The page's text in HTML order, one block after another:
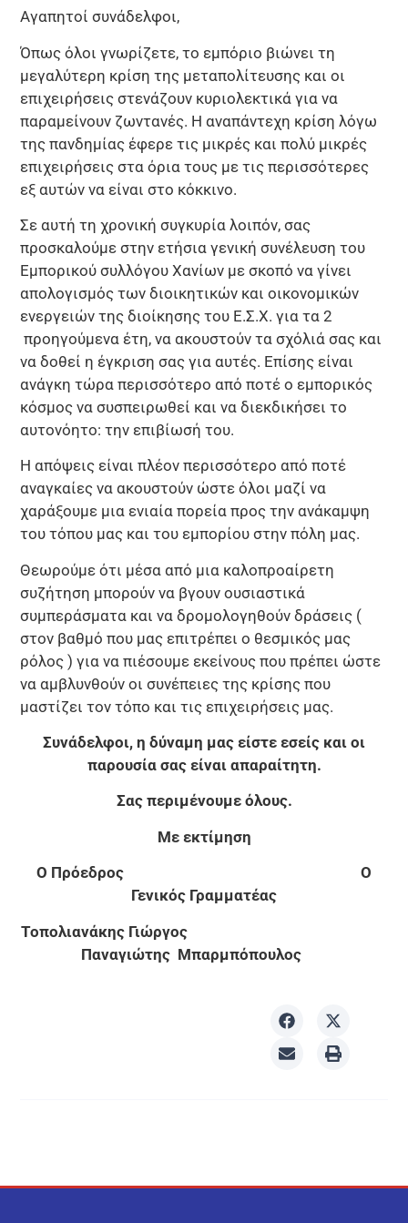
Αγαπητοί συνάδελφοι,
Όπως όλοι γνωρίζετε, το εμπόριο βιώνει τη
μεγαλύτερη κρίση της μεταπολίτευσης και οι
επιχειρήσεις στενάζουν κυριολεκτικά για να
παραμείνουν ζωντανές. Η αναπάντεχη κρίση λόγω
της πανδημίας έφερε τις μικρές και πολύ μικρές
επιχειρήσεις στα όρια τους με τις περισσότερες
εξ αυτών να είναι στο κόκκινο.
Σε αυτή τη χρονική συγκυρία λοιπόν, σας
προσκαλούμε στην ετήσια γενική συνέλευση του
Εμπορικού συλλόγου Χανίων με σκοπό να γίνει
απολογισμός των διοικητικών και οικονομικών
ενεργειών της διοίκησης του Ε.Σ.Χ. για τα 2
προηγούμενα έτη, να ακουστούν τα σχόλιά σας και
να δοθεί η έγκριση σας για αυτές. Επίσης είναι
ανάγκη τώρα περισσότερο από ποτέ ο εμπορικός
κόσμος να συσπειρωθεί και να διεκδικήσει το
αυτονόητο: την επιβίωσή του.
Η απόψεις είναι πλέον περισσότερο από ποτέ
αναγκαίες να ακουστούν ώστε όλοι μαζί να
χαράξουμε μια ενιαία πορεία προς την ανάκαμψη
του τόπου μας και του εμπορίου στην πόλη μας.
Θεωρούμε ότι μέσα από μια καλοπροαίρετη
συζήτηση μπορούν να βγουν ουσιαστικά
συμπεράσματα και να δρομολογηθούν δράσεις (
στον βαθμό που μας επιτρέπει ο θεσμικός μας
ρόλος ) για να πιέσουμε εκείνους που πρέπει ώστε
να αμβλυνθούν οι συνέπειες της κρίσης που
μαστίζει τον τόπο και τις επιχειρήσεις μας.
Συνάδελφοι, η δύναμη μας είστε εσείς και οι
παρουσία σας είναι απαραίτητη.
Σας περιμένουμε όλους.
Με εκτίμηση
Ο Πρόεδρος Ο
Γενικός Γραμματέας
Τοπολιανάκης Γιώργος
Παναγιώτης Μπαρμπόπουλος